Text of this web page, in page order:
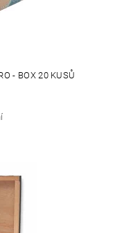
- BOX 20 KUSŮ